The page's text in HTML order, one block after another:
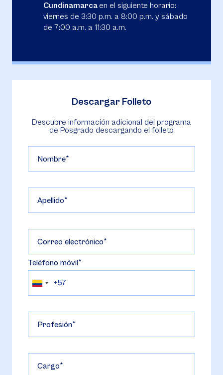
Cundinamarca en el siguiente horario:
viernes de 3:30 p.m. a 8:00 p.m. y sábado
de 7:00 a.m. a 11:30 a.m.
Descargar Folleto
Descubre información adicional del programa
de Posgrado descargando el folleto
Nombre
Apellido
Correo electrónico
Teléfono móvil
Profesión
Cargo